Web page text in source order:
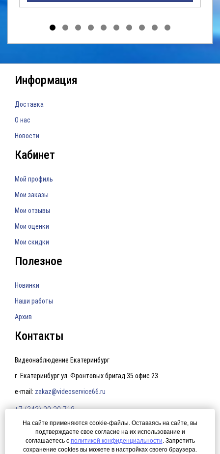
Информация
Доставка
О нас
Новости
Кабинет
Мой профиль
Мои заказы
Мои отзывы
Мои оценки
Мои скидки
Полезное
Новинки
Наши работы
Архив
Контакты
Видеонаблюдение Екатеринбург
г. Екатеринбург ул. Фронтовых бригад 35 офис 23
e-mail: zakaz@videoservice66.ru
+7 (343) 20-20-718
На сайте применяются cookie-файлы. Оставаясь на сайте, вы
подтверждаете свое согласие на их использование и
соглашаетесь с политикой конфиденциальности. Запретить
сохранение cookies вы можете в настройках своего браузера.
Политика конфиденциальности